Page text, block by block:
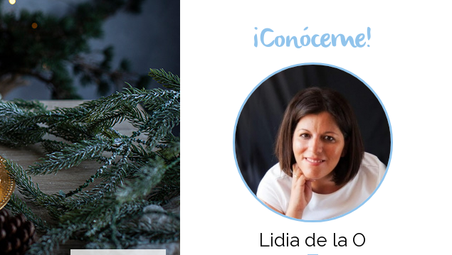
¡Conóceme!
Lidia de la O